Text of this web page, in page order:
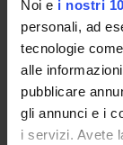
Noi e i nostri
personali, ad
tecnologie
alle
pubblicare
gli annunci e i
i servizi. Avete
Referente esterno
Data pubblicazione
25 febbraio 2019